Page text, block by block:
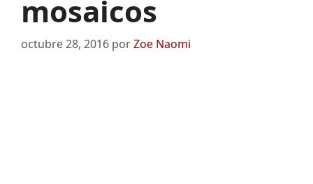
mosaicos
octubre 28, 2016 porZoe Naomi